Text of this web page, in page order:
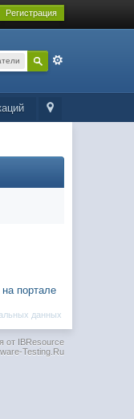
Регистрация
портале
данных
от IBResource
Testing.Ru